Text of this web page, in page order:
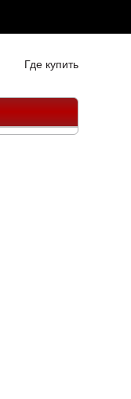
Где купить